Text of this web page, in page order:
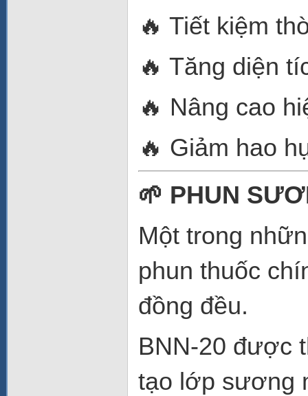
🔥 Tiết kiệm
🔥 Tăng diện
🔥 Nâng cao
🔥 Giảm hao
🌱 PHUN
Một trong
phun thuốc
đồng đều.
BNN-20 được
tạo lớp sương